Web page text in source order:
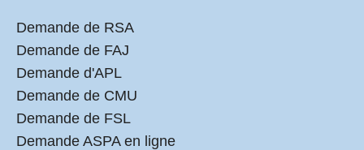
Demande de RSA
Demande de FAJ
Demande d'APL
Demande de CMU
Demande de FSL
Demande ASPA en ligne